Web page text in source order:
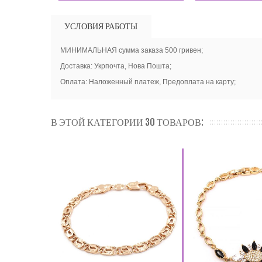
УСЛОВИЯ РАБОТЫ
МИНИМАЛЬНАЯ сумма заказа 500 гривен;
Доставка: Укрпочта, Нова Пошта;
Оплата: Наложенный платеж, Предоплата на карту;
В ЭТОЙ КАТЕГОРИИ 30 ТОВАРОВ: